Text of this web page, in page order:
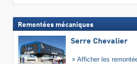
Remontées mécaniques
Serre Chevalier
Afficher les